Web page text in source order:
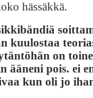
hässäkkä.
kuulostaa
on
ääneni pois. ei
kun oli jo